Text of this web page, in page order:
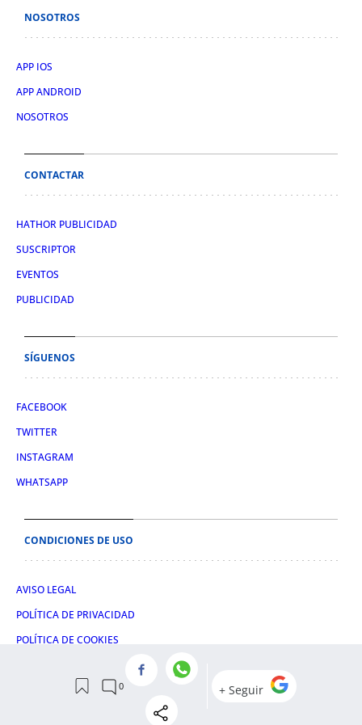
NOSOTROS
APP IOS
APP ANDROID
NOSOTROS
CONTACTAR
HATHOR PUBLICIDAD
SUSCRIPTOR
EVENTOS
PUBLICIDAD
SÍGUENOS
FACEBOOK
TWITTER
INSTAGRAM
WHATSAPP
CONDICIONES DE USO
AVISO LEGAL
POLÍTICA DE PRIVACIDAD
POLÍTICA DE COOKIES
CONDICIONES DE COMPRA
© 2026 OBELISCO DIGITAL S.L.